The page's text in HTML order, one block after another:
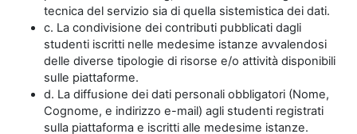
tecnica del servizio sia di quella sistemistica dei dati.
c. La condivisione dei contributi pubblicati dagli
studenti iscritti nelle medesime istanze avvalendosi
delle diverse tipologie di risorse e/o attività disponibili
sulle piattaforme.
d. La diffusione dei dati personali obbligatori (Nome,
Cognome, e indirizzo e-mail) agli studenti registrati
sulla piattaforma e iscritti alle medesime istanze.